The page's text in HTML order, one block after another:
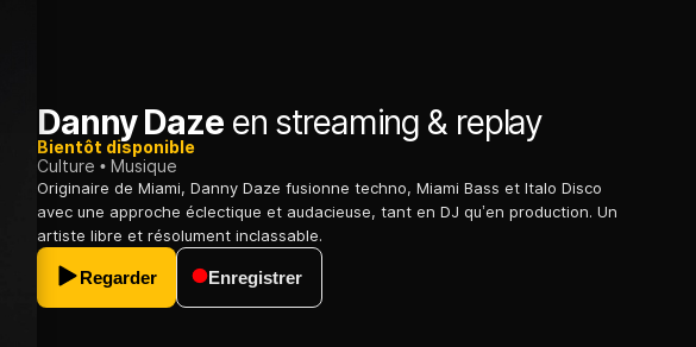
Danny Dazeen streaming & replay
Bientôt disponible
Culture
Musique
Originaire de Miami, Danny Daze fusionne techno, Miami Bass et Italo Disco
avec une approche éclectique et audacieuse, tant en DJ qu’en production. Un
artiste libre et résolument inclassable.
Regarder Enregistrer